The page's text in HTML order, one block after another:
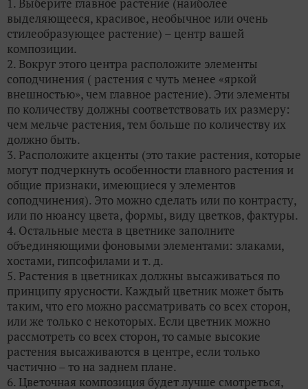
1. Выберите главное растение (наиболее
выделяющееся, красивое, необычное или очень
стилеобразующее растение) – центр вашей
композиции.
2. Вокруг этого центра расположите элементы
соподчинения ( растения с чуть менее «яркой
внешностью», чем главное растение). Эти элементы
по количеству должны соответствовать их размеру:
чем мельче растения, тем больше по количеству их
должно быть.
3. Расположите акценты (это такие растения, которые
могут подчеркнуть особенности главного растения и
общие признаки, имеющиеся у элементов
соподчинения). Это можно сделать или по контрасту,
или по нюансу цвета, формы, виду цветков, фактуры.
4. Остальные места в цветнике заполните
объединяющими фоновыми элементами: злаками,
хостами, гипсофилами и т. д.
5. Растения в цветниках должны высаживаться по
принципу ярусности. Каждый цветник может быть
таким, что его можно рассматривать со всех сторон,
или же только с некоторых. Если цветник можно
рассмотреть со всех сторон, то самые высокие
растения высаживаются в центре, если только
частично – то на заднем плане.
6. Цветочная композиция будет лучше смотреться,